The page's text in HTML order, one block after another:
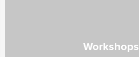
Workshops